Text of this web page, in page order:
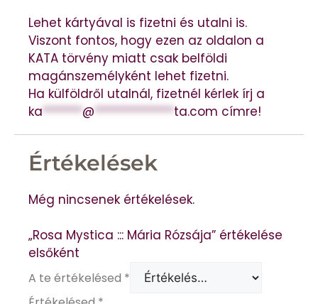
Lehet kártyával is fizetni és utalni is.
Viszont fontos, hogy ezen az oldalon a
KATA törvény miatt csak belföldi
magánszemélyként lehet fizetni.
Ha külföldről utalnál, fizetnél kérlek írj a
ka*******@**************ta.com címre!
Értékelések
Még nincsenek értékelések.
„Rosa Mystica ::: Mária Rózsája” értékelése
elsőként
A te értékelésed *